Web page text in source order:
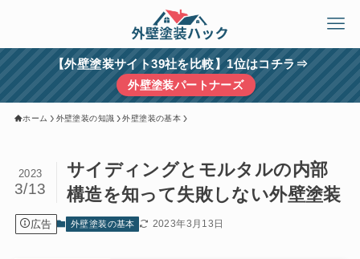
【外壁塗装サイト39社を比較】1位はコチラ⇒
外壁塗装パートナーズ
ホーム 外壁塗装の知識 外壁塗装の基本
サイディングとモルタルの内部
構造を知って失敗しない外壁塗装
2023
3/13
広告 外壁塗装の基本 2023年3月13日